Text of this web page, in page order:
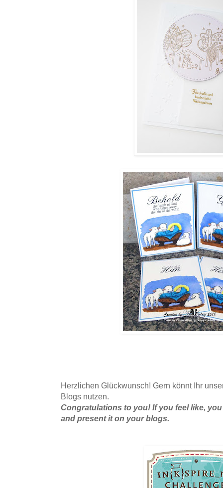
Herzlichen Glückwunsch! Gern könnt Ihr
Blogs nutzen.
Congratulations to you! If you feel like,
and present it on your blogs.